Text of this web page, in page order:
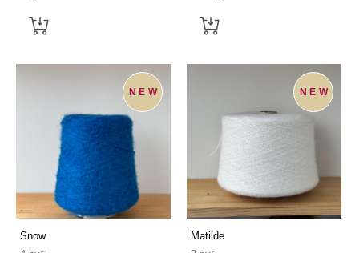
NEW
Snow
NEW
Matilde